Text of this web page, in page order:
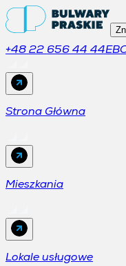
+48 22 656 44 44
Strona Główna
Mieszkania
Lokale usługowe